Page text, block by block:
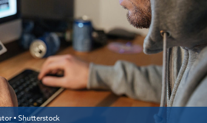
▪ Shutterstock